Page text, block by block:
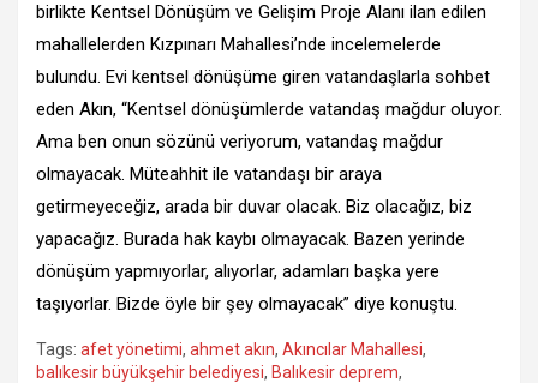
birlikte Kentsel Dönüşüm ve Gelişim Proje Alanı ilan edilen
mahallelerden Kızpınarı Mahallesi’nde incelemelerde
bulundu. Evi kentsel dönüşüme giren vatandaşlarla sohbet
eden Akın, “Kentsel dönüşümlerde vatandaş mağdur oluyor.
Ama ben onun sözünü veriyorum, vatandaş mağdur
olmayacak. Müteahhit ile vatandaşı bir araya
getirmeyeceğiz, arada bir duvar olacak. Biz olacağız, biz
yapacağız. Burada hak kaybı olmayacak. Bazen yerinde
dönüşüm yapmıyorlar, alıyorlar, adamları başka yere
taşıyorlar. Bizde öyle bir şey olmayacak” diye konuştu.
Tags: afet yönetimi, ahmet akın, Akıncılar Mahallesi,
balıkesir büyükşehir belediyesi, Balıkesir deprem,